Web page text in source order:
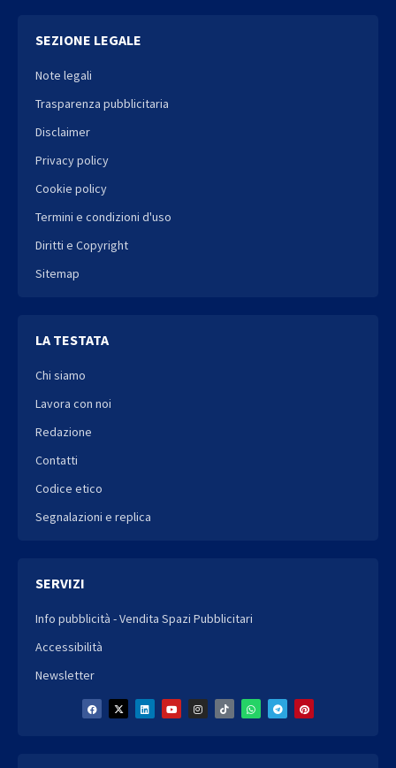
SEZIONE LEGALE
Note legali
Trasparenza pubblicitaria
Disclaimer
Privacy policy
Cookie policy
Termini e condizioni d'uso
Diritti e Copyright
Sitemap
LA TESTATA
Chi siamo
Lavora con noi
Redazione
Contatti
Codice etico
Segnalazioni e replica
SERVIZI
Info pubblicità - Vendita Spazi Pubblicitari
Accessibilità
Newsletter